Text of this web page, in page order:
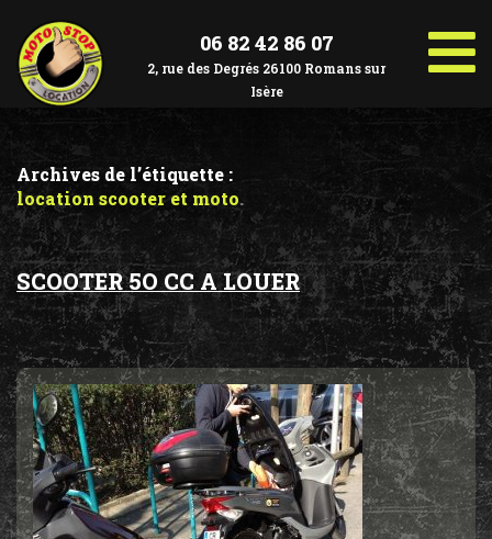
contenu
2, rue des Degrés 26100 Romans sur
Isère
06 82 42 86 07
Archives de l’étiquette :
location scooter et moto
SCOOTER 5O CC A LOUER